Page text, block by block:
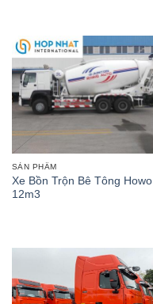
SẢN PHẨM
Xe Bồn Trộn Bê Tông Howo
12m3